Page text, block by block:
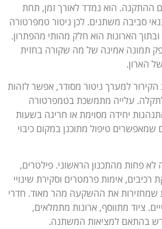
ההתקנה. הוא נמדד לאורך זמן, תחת
סביבה משתנים. לכן ניטור טמפרטורה
הארונות הוא חלק מהותי מהפתרון.
תמונה אמינה של מה שקורה בחזית
הארון.
למערך ניטור מסודר, אפשר לזהות
עלייה מתמשכת בטמפרטורה
יחידה מסוימת או חריגה בשעות
טיפול מתוכנן במקום כיבוי
פחות מהתכנון הראשוני. פילטרים,
רכיבים, אימות פרמטרים וסקירת שינויי
שמחזירות את ההשקעה מהר מאוד. חדרי
ציוד מתווסף, ארונות מתמלאים,
בהתאם למציאות המשתנה.